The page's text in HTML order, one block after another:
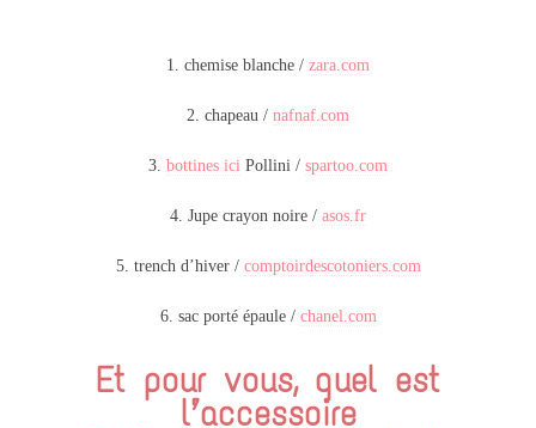
1. chemise blanche / zara.com
2. chapeau / nafnaf.com
3. bottines ici Pollini / spartoo.com
4. Jupe crayon noire / asos.fr
5. trench d’hiver / comptoirdescotoniers.com
6. sac porté épaule / chanel.com
Et pour vous, quel est
l’accessoire